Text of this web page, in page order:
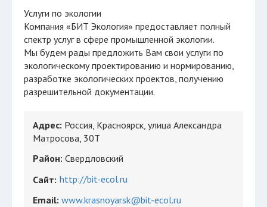
Услуги по экологии
Компания «БИТ Экология» предоставляет полный
спектр услуг в сфере промышленной экологии.
Мы будем рады предложить Вам свои услуги по
экологическому проектированию и нормированию,
разработке экологических проектов, получению
разрешительной документации.
Адрес: Россия, Красноярск, улица Александра
Матросова, 30Т
Район: Свердловский
Сайт: http://bit-ecol.ru
Email: www.krasnoyarsk@bit-ecol.ru